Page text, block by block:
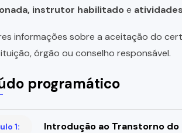
instrutor habilitadoe
informações sobre a aceitação do
órgão ou conselho responsável.
programático
1: Introdução ao Transtorno